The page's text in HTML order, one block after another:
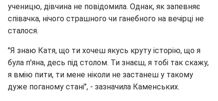
ученицю, дівчина не повідомила. Однак, як запевняє
співачка, нічого страшного чи ганебного на вечірці не
сталося.
"Я знаю Катя, що ти хочеш якусь круту історію, що я
була п'яна, десь під столом. Ти знаєш, я тобі так скажу,
я вмію пити, ти мене ніколи не застанеш у такому
дуже поганому стані", - зазначила Каменських.